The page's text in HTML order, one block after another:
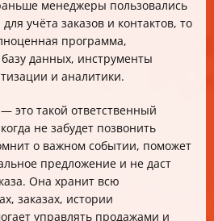
менеджеры пользовались
учёта заказов и контактов, то
программа,
данных, инструменты
и аналитики.
это такой ответственный
не забудет позвонить
о важном событии, поможет
предложение и не даст
Она хранит всю
заказах, истории
управлять продажами и